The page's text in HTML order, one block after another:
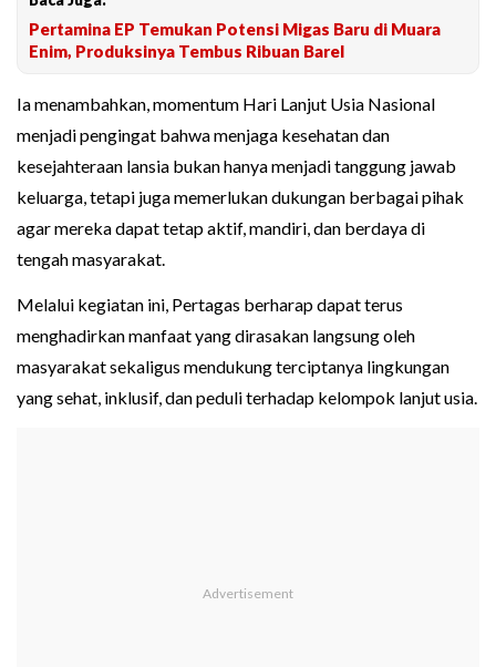
Pertamina EP Temukan Potensi Migas Baru di Muara
Enim, Produksinya Tembus Ribuan Barel
Ia menambahkan, momentum Hari Lanjut Usia Nasional
menjadi pengingat bahwa menjaga kesehatan dan
kesejahteraan lansia bukan hanya menjadi tanggung jawab
keluarga, tetapi juga memerlukan dukungan berbagai pihak
agar mereka dapat tetap aktif, mandiri, dan berdaya di
tengah masyarakat.
Melalui kegiatan ini, Pertagas berharap dapat terus
menghadirkan manfaat yang dirasakan langsung oleh
masyarakat sekaligus mendukung terciptanya lingkungan
yang sehat, inklusif, dan peduli terhadap kelompok lanjut usia.